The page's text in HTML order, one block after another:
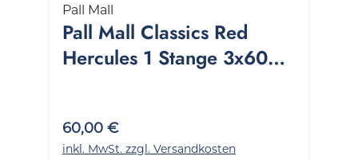
Pall Mall
Pall Mall Classics Red
Hercules 1 Stange 3x60
60,00 €
inkl. MwSt. zzgl. Versandkosten